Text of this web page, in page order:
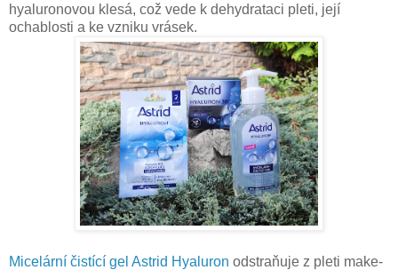
hyaluronovou klesá, což vede k dehydrataci pleti, její
ochablosti a ke vzniku vrásek.
Micelární čistící gel Astrid Hyaluron odstraňuje z pleti make-